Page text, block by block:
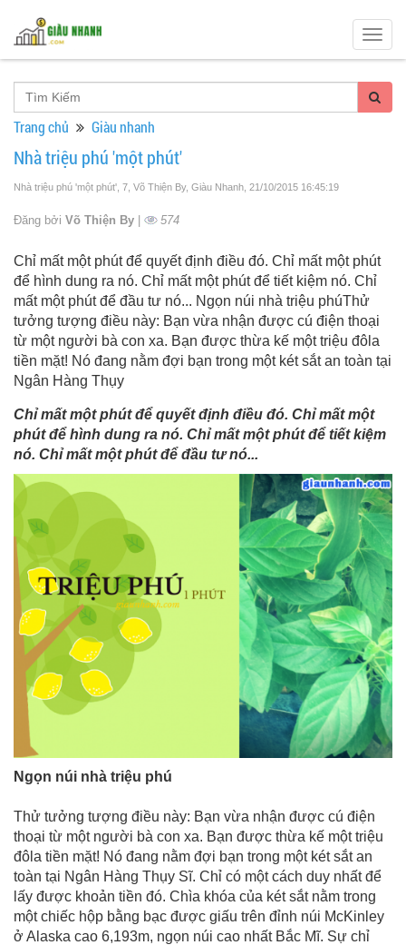
Trang chủ Giàu nhanh
Nhà triệu phú 'một phút'
Nhà triệu phú 'một phút', 7, Võ Thiện By, Giàu Nhanh , 21/10/2015 16:45:19
Đăng bởi Võ Thiện By | 574
Chỉ mất một phút để quyết định điều đó. Chỉ mất một phút
để hình dung ra nó. Chỉ mất một phút để tiết kiệm nó. Chỉ
mất một phút để đầu tư nó... Ngọn núi nhà triệu phúThử
tưởng tượng điều này: Bạn vừa nhận được cú điện thoại
từ một người bà con xa. Bạn được thừa kế một triệu đôla
tiền mặt! Nó đang nằm đợi bạn trong một két sắt an toàn tại
Ngân Hàng Thụy
Chỉ mất một phút để quyết định điều đó. Chỉ mất một
phút để hình dung ra nó. Chỉ mất một phút để tiết kiệm
nó. Chỉ mất một phút để đầu tư nó...
Ngọn núi nhà triệu phú
Thử tưởng tượng điều này: Bạn vừa nhận được cú điện
thoại từ một người bà con xa. Bạn được thừa kế một triệu
đôla tiền mặt! Nó đang nằm đợi bạn trong một két sắt an
toàn tại Ngân Hàng Thụy Sĩ. Chỉ có một cách duy nhất để
lấy được khoản tiền đó. Chìa khóa của két sắt nằm trong
một chiếc hộp bằng bạc được giấu trên đỉnh núi McKinley
ở Alaska cao 6,193m, ngọn núi cao nhất Bắc Mĩ. Sự chỉ